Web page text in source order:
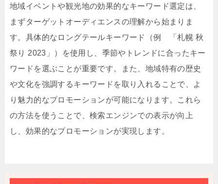
地域イベントや観光地の効果的なキーワード選定は、
まずターゲットオーディエンスの理解から始まりま
す。具体的なロングテールキーワード（例 「札幌 秋
祭り 2023」）を使用し、季節やトレンドに合ったキー
ワードを選ぶことが重要です。また、地域特有の歴史
や文化を強調するキーワードを取り入れることで、よ
り魅力的なプロモーションが可能になります。これら
の方法を使うことで、検索エンジンでの表示が向上
し、効果的なプロモーションが実現します。